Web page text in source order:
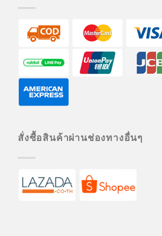
สั่งซื้อสินค้าผ่านช่องทางอื่นๆ